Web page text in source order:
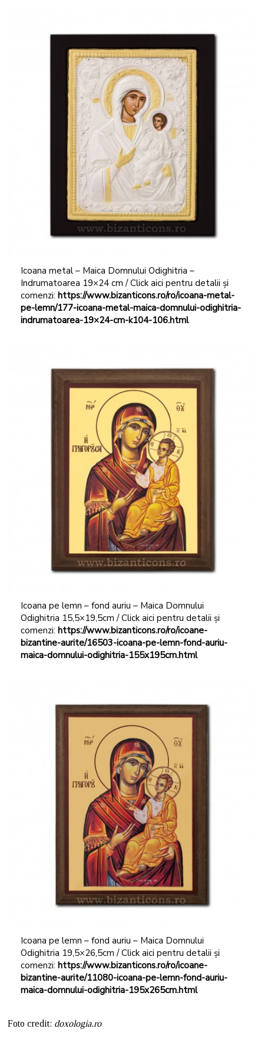
Icoana metal – Maica Domnului Odighitria –
Indrumatoarea 19×24 cm / Click aici pentru detalii și
comenzi: https://www.bizanticons.ro/ro/icoana-metal-
pe-lemn/177-icoana-metal-maica-domnului-odighitria-
indrumatoarea-19×24-cm-k104-106.html
Icoana pe lemn – fond auriu – Maica Domnului
Odighitria 15,5×19,5cm / Click aici pentru detalii și
comenzi: https://www.bizanticons.ro/ro/icoane-
bizantine-aurite/16503-icoana-pe-lemn-fond-auriu-
maica-domnului-odighitria-155x195cm.html
Icoana pe lemn – fond auriu – Maica Domnului
Odighitria 19,5×26,5cm / Click aici pentru detalii și
comenzi: https://www.bizanticons.ro/ro/icoane-
bizantine-aurite/11080-icoana-pe-lemn-fond-auriu-
maica-domnului-odighitria-195x265cm.html
Foto credit: doxologia.ro